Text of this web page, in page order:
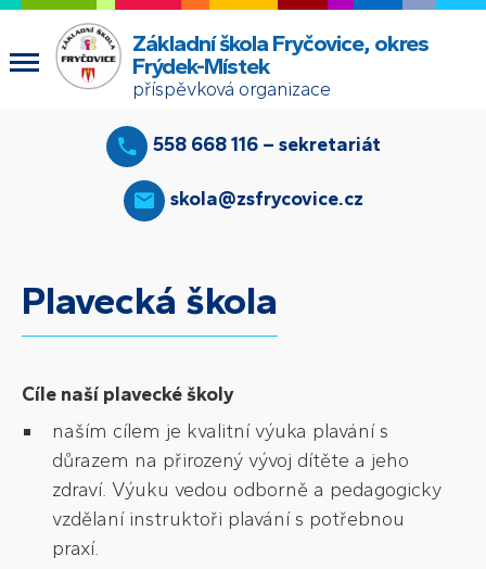
Základní škola Fryčovice, okres
Frýdek-Místek
příspěvková organizace
558 668 116 – sekretariát
skola@zsfrycovice.cz
Plavecká škola
Cíle naší plavecké školy
naším cílem je kvalitní výuka plavání s
důrazem na přirozený vývoj dítěte a jeho
zdraví. Výuku vedou odborně a pedagogicky
vzdělaní instruktoři plavání s potřebnou
praxí.